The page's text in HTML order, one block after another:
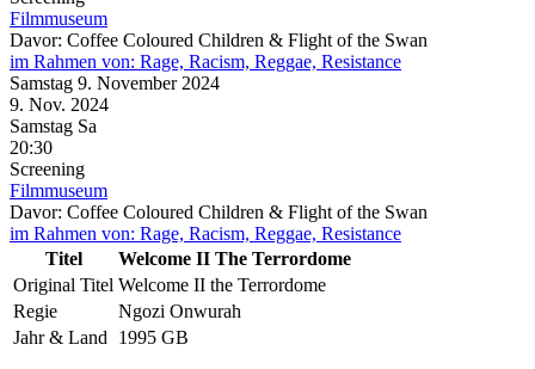
Filmmuseum
Davor: Coffee Coloured Children & Flight of the Swan
im Rahmen von: Rage, Racism, Reggae, Resistance
Samstag 9. November 2024
9. Nov. 2024
Samstag Sa
20:30
Screening
Filmmuseum
Davor: Coffee Coloured Children & Flight of the Swan
im Rahmen von: Rage, Racism, Reggae, Resistance
Titel
Welcome II The Terrordome
Original Titel Welcome II the Terrordome
Regie
Ngozi Onwurah
Jahr & Land
1995 GB